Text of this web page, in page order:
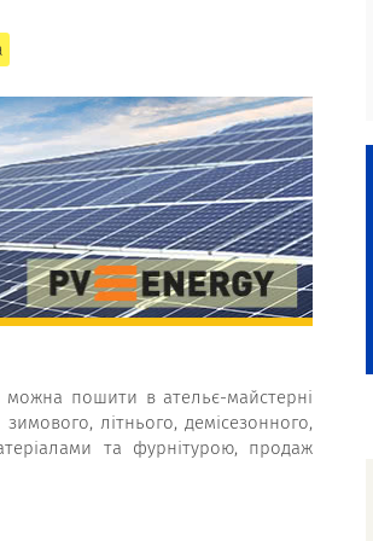
можна пошити в ательє-майстерні
літнього, демісезонного,
та фурнітурою, продаж
Взуття-сервіс.